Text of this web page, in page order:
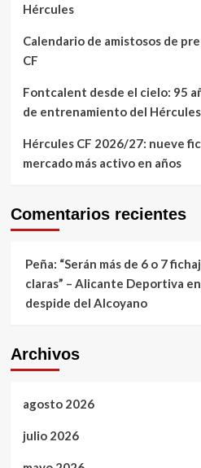
Hércules
Calendario de amistosos de
CF
Fontcalent desde el cielo: 95
de entrenamiento del
Hércules CF 2026/27: nueve
mercado más activo en años
Comentarios recientes
Peña: “Serán más de 6 o 7
claras” – Alicante Deportiva en
despide del Alcoyano
Archivos
agosto 2026
julio 2026